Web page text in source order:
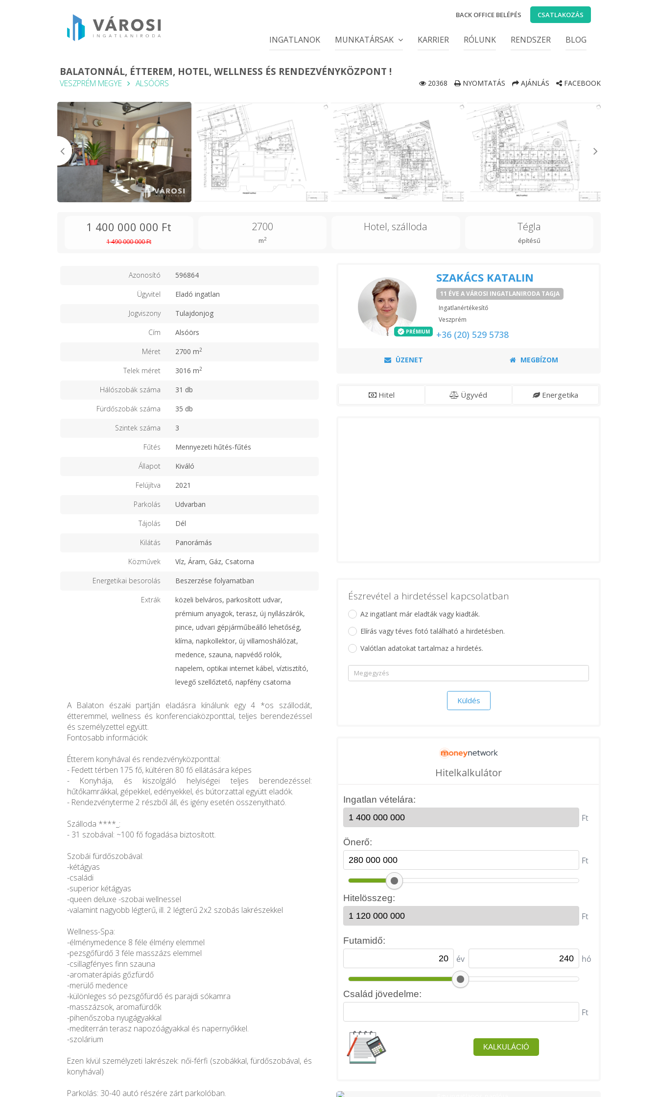
BACK OFFICE BELÉPÉS CSATLAKOZÁS
INGATLANOK MUNKATÁRSAK KARRIER RÓLUNK RENDSZER BLOG
BALATONNÁL, ÉTTEREM, HOTEL, WELLNESS ÉS RENDEZVÉNYKÖZPONT !
VESZPRÉM MEGYE ALSÓÖRS 20368 NYOMTATÁS AJÁNLÁS FACEBOOK
1 400 000 000 Ft
1 490 000 000 Ft
2700
m2
Hotel, szálloda Tégla
építésű
Azonosító 596864
Ügyvitel Eladó ingatlan
Jogviszony Tulajdonjog
Cím Alsóörs
Méret 2700 m2
Telek méret 3016 m2
Hálószobák száma 31 db
Fürdőszobák száma 35 db
Szintek száma 3
Fűtés Mennyezeti hűtés-fűtés
Állapot Kiváló
Felújítva 2021
Parkolás Udvarban
Tájolás Dél
Kilátás Panorámás
Közművek Víz, Áram, Gáz, Csatorna
Energetikai besorolás Beszerzése folyamatban
Extrák
közeli belváros, parkosított udvar,
prémium anyagok, terasz, új nyílászárók,
pince, udvari gépjárműbeálló lehetőség,
klíma, napkollektor, új villamoshálózat,
medence, szauna, napvédő rolók,
napelem, optikai internet kábel, víztisztító,
levegő szellőztető, napfény csatorna
A Balaton északi partján eladásra kínálunk egy 4 *os szállodát,
étteremmel, wellness és konferenciaközponttal, teljes berendezéssel
és személyzettel együtt.
Fontosabb információk:
Étterem konyhával és rendezvényközponttal:
- Fedett térben 175 fő, kültéren 80 fő ellátására képes
- Konyhája, és kiszolgáló helyiségei teljes berendezéssel:
hűtőkamrákkal, gépekkel, edényekkel, és bútorzattal együtt eladók.
- Rendezvényterme 2 részből áll, és igény esetén összenyitható.
Szálloda ****_:
- 31 szobával: ~100 fő fogadása biztosított.
Szobái fürdőszobával:
-kétágyas
-családi
-superior kétágyas
-queen deluxe -szobai wellnessel
-valamint nagyobb légterű, ill. 2 légterű 2x2 szobás lakrészekkel
Wellness-Spa:
-élménymedence 8 féle élmény elemmel
-pezsgőfürdő 3 féle masszázs elemmel
-csillagfényes finn szauna
-aromaterápiás gőzfürdő
-merülő medence
-különleges só pezsgőfürdő és parajdi sókamra
-masszázsok, aromafürdők
-pihenőszoba nyugágyakkal
-mediterrán terasz napozóágyakkal és napernyőkkel.
-szolárium
Ezen kívül személyzeti lakrészek: női-férfi (szobákkal, fürdőszobával, és
konyhával)
Parkolás: 30-40 autó részére zárt parkolóban.
PRÉMIUM
SZAKÁCS KATALIN
11 ÉVE A VÁROSI INGATLANIRODA TAGJA
Ingatlanértékesítő
Veszprém
+36 (20) 529 5738
ÜZENET MEGBÍZOM
Hitel Ügyvéd Energetika
Észrevétel a hirdetéssel kapcsolatban
Az ingatlant már eladták vagy kiadták.
Elírás vagy téves fotó található a hirdetésben.
Valótlan adatokat tartalmaz a hirdetés.